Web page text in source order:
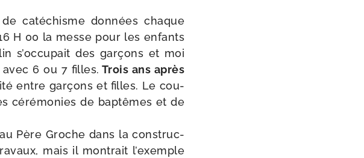
caté­chisme don­nées chaque
H 00 la messe pour les enfants
s’occupait des gar­çons et moi
6 ou 7 filles. Trois ans après
entre gar­çons et filles. Le cou­
céré­mo­nies de bap­têmes et de
Père Groche dans la construc­
mais il mon­trait l’exemple